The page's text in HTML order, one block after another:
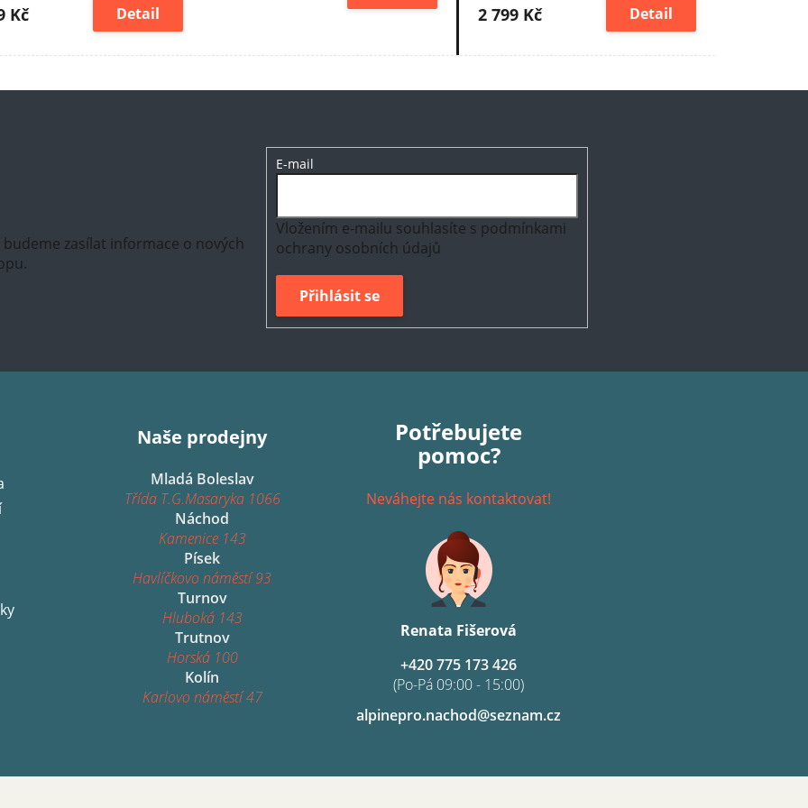
Kč Detail 2 799 Kč Detail
zasílat informace o nových
E-mail
Vložením e-mailu souhlasíte s podmínkami
ochrany osobních údajů
Přihlásit se
Naše prodejny
Mladá Boleslav
Třída T.G.Masaryka 1066
Náchod
Kamenice 143
Písek
Havlíčkovo náměstí 93
Turnov
Hluboká 143
Trutnov
Horská 100
Kolín
Karlovo náměstí 47
Potřebujete
pomoc?
Neváhejte nás kontaktovat!
Renata Fišerová
alpinepro.nachod@seznam.cz
+420 775 173 426
(Po-Pá 09:00 - 15:00)